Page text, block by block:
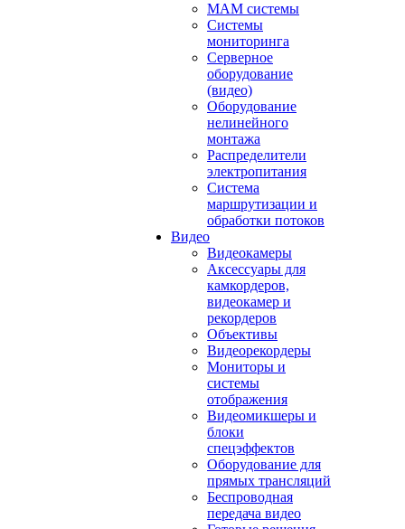
MAM системы
Системы
мониторинга
Серверное
оборудование
(видео)
Оборудование
нелинейного
монтажа
Распределители
электропитания
Система
маршрутизации и
обработки потоков
Видео
Видеокамеры
Аксессуары для
камкордеров,
видеокамер и
рекордеров
Объективы
Видеорекордеры
Мониторы и
системы
отображения
Видеомикшеры и
блоки
спецэффектов
Оборудование для
прямых трансляций
Беспроводная
передача видео